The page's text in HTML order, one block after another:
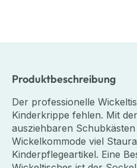
Produktbeschreibung
Der professionelle
Kinderkrippe fehlen. Mit
ausziehbaren Schubkästen
Wickelkommode viel
Kinderpflegeartikel. Eine